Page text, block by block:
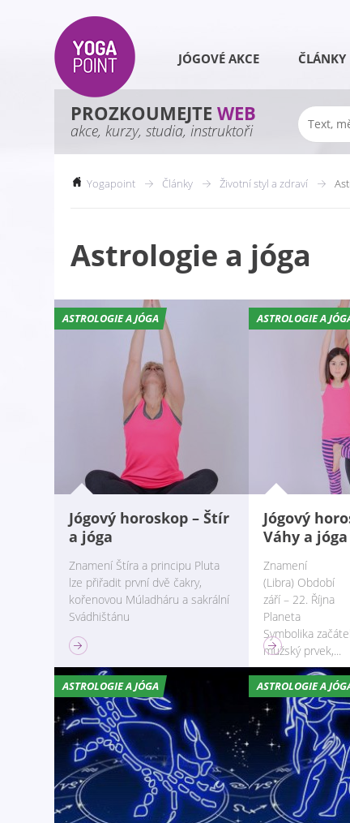
JÓGOVÉ AKCE ČLÁNKY
PROZKOUMEJTE WEB
akce, kurzy, studia, instruktoři
Yogapoint Články Životní styl a zdraví
Astrologie a jóga
ASTROLOGIE A JÓGA
Jógový horoskop – Štír
a jóga
Znamení Štíra a principu Pluta
lze přiřadit první dvě čakry,
kořenovou Múladháru a sakrální
Svádhištánu
ASTROLOGIE A
Jógový
Váhy a jóga
Znamení
(Libra)
září – 22. Října
Planeta
Symbolika
mužský prvek,...
ASTROLOGIE A JÓGA ASTROLOGIE A